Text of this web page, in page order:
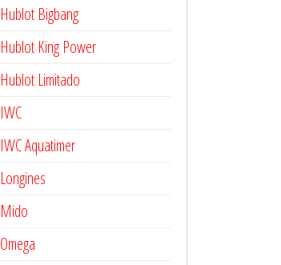
Hublot Bigbang
Hublot King Power
Hublot Limitado
IWC
IWC Aquatimer
Longines
Mido
Omega